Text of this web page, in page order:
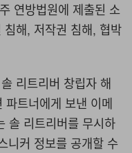
연방법원에 제출된 소
침해, 저작권 침해, 협박
솔 리트리버 창립자 해
파트너에게 보낸 이메
솔 리트리버를 무시하
니커 정보를 공개할 수